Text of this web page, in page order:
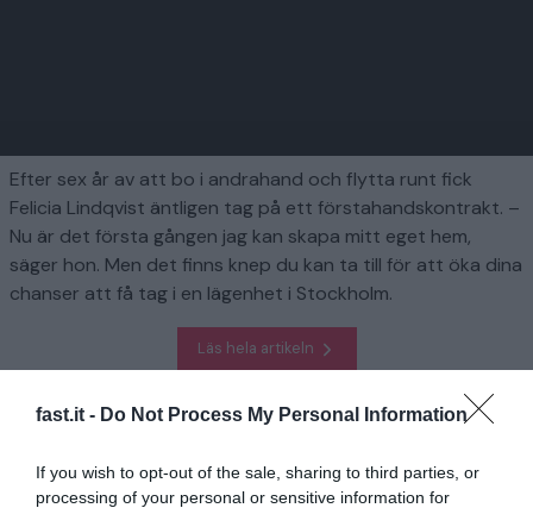
fast.it - Do Not Process My Personal Information
If you wish to opt-out of the sale, sharing to third parties, or
processing of your personal or sensitive information for
Efter sex år av att bo i andrahand och flytta runt fick
Felicia Lindqvist äntligen tag på ett förstahandskontrakt. –
Nu är det första gången jag kan skapa mitt eget hem,
säger hon. Men det finns knep du kan ta till för att öka dina
chanser att få tag i en lägenhet i Stockholm.
Läs hela artikeln
Homepage
Finansiera
ur bostadskön”